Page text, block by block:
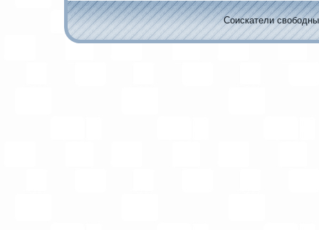
Соискaтели